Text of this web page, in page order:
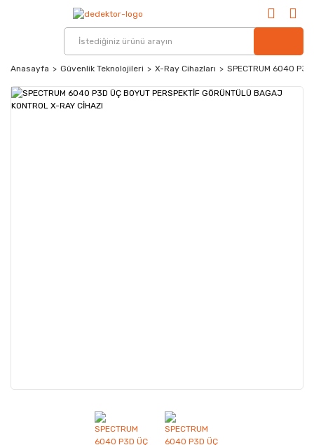
Anasayfa Güvenlik Teknolojileri X-Ray Cihazları SPECTRUM 6040 P3D